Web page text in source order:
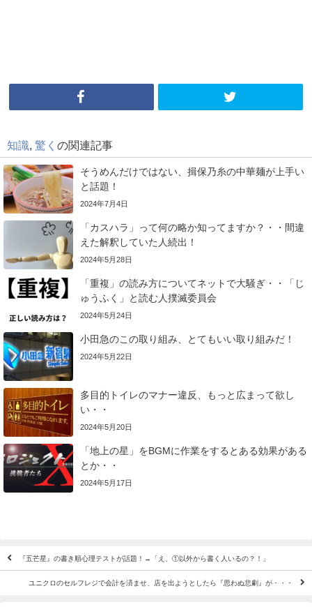
知識, 驚く の関連記事
そうめんだけではない、揖保乃糸の中華麺が上手い
と話題！
2024年7月4日
「カスハラ」って何の略か知ってますか？・・間違
えた解釈していた人続出！
2024年5月28日
「重複」の読み方についてネットで大騒ぎ・・「じ
ゅうふく」と読む人撲滅委員会
2024年5月24日
小田急のこの取り組み、とてもいい取り組みだ！
2024年5月22日
多目的トイレのマナー違反、もっと広まって欲し
い・・
2024年5月20日
「地上の星」をBGMに作業をするとある効果がある
とか・・
2024年5月17日
『五芒星』の書き順心理テストが話題！→「え、①以外から書く人いるの？！」
ユニクロのセルフレジで会計を済ませ、店を出ようとしたら『思わぬ悲劇』が・・・